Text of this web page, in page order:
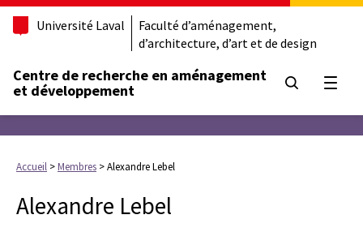
Université Laval
Faculté d’aménagement,
d’architecture, d’art et de design
Centre de recherche en aménagement
et développement
Accueil >Membres >Alexandre Lebel
Alexandre Lebel